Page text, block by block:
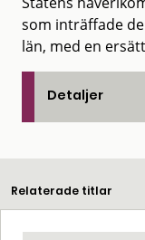
som inträffade
län, med en
Detaljer
Relaterade titlar